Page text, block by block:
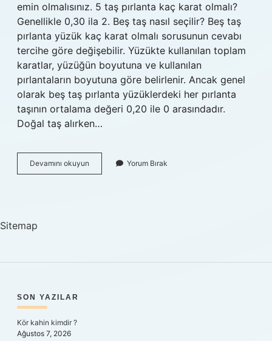
emin olmalısınız. 5 taş pırlanta kaç karat olmalı?
Genellikle 0,30 ila 2. Beş taş nasıl seçilir? Beş taş
pırlanta yüzük kaç karat olmalı sorusunun cevabı
tercihe göre değişebilir. Yüzükte kullanılan toplam
karatlar, yüzüğün boyutuna ve kullanılan
pırlantaların boyutuna göre belirlenir. Ancak genel
olarak beş taş pırlanta yüzüklerdeki her pırlanta
taşının ortalama değeri 0,20 ile 0 arasındadır.
Doğal taş alırken…
Devamını okuyun
Taş
Yorum Bırak
Sitemap
SIDEBAR
SON YAZILAR
Kör kahin kimdir ?
Ağustos 7, 2026